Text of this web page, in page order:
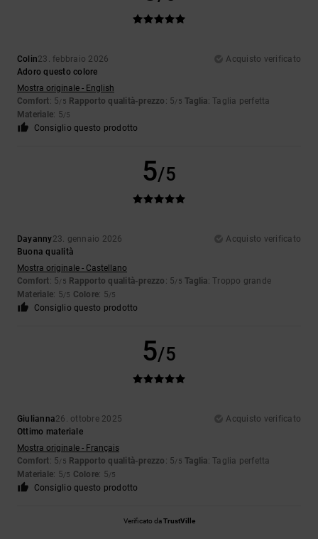
Colin23. febbraio 2026
Acquisto verificato
Adoro questo colore
Mostra originale - English
Comfort: 5/5 Rapporto qualità-prezzo : 5/5 Taglia: Taglia perfetta
Materiale: 5/5
Consiglio questo prodotto
5/5
Dayanny23. gennaio 2026
Acquisto verificato
Buona qualità
Mostra originale - Castellano
Comfort: 5/5 Rapporto qualità-prezzo : 5/5 Taglia: Troppo grande
Materiale: 5/5 Colore: 5/5
Consiglio questo prodotto
5/5
Giulianna26. ottobre 2025
Acquisto verificato
Ottimo materiale
Mostra originale - Français
Comfort: 5/5 Rapporto qualità-prezzo : 5/5 Taglia: Taglia perfetta
Materiale: 5/5 Colore: 5/5
Consiglio questo prodotto
Verificato daTrustVille